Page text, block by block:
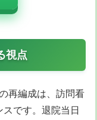
視点
再編成は、訪問看
です。退院当日